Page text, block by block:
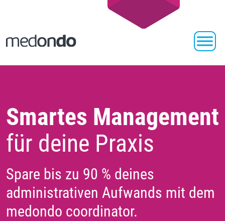
Smartes Management
für deine Praxis
Spare bis zu 90 % deines
administrativen Aufwands mit dem
medondo coordinator.